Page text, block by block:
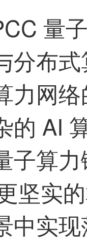
量
分布
力网
的 AI
子算
坚实
中实